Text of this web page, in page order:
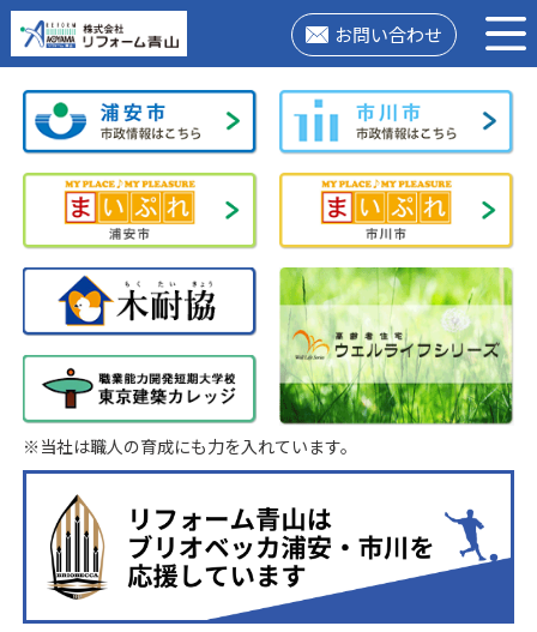
お問い合わせ
※当社は職人の育成にも力を入れています。